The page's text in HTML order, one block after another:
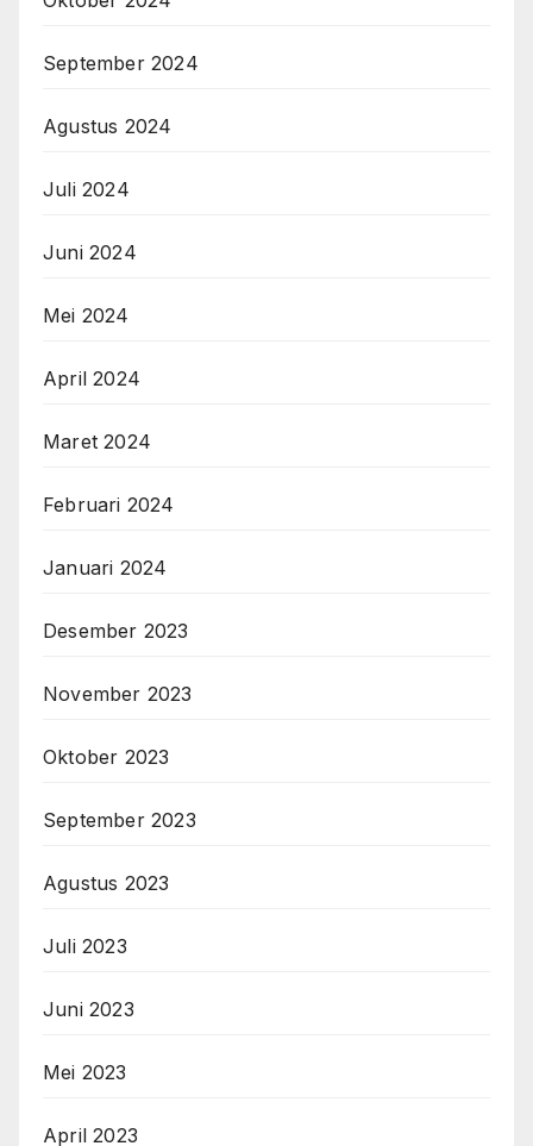
September 2024
Agustus 2024
Juli 2024
Juni 2024
Mei 2024
April 2024
Maret 2024
Februari 2024
Januari 2024
Desember 2023
November 2023
Oktober 2023
September 2023
Agustus 2023
Juli 2023
Juni 2023
Mei 2023
April 2023